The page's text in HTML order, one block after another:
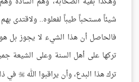
شيئاً مستحباً طيباً لفعلوه.. ولاقتدى
فالحاصل أن هذا الشيء لا يجوز بل
تركها على أهل السنة وعلى الشيعة
ترك هذا البدع، وأن يراقبوا الله في